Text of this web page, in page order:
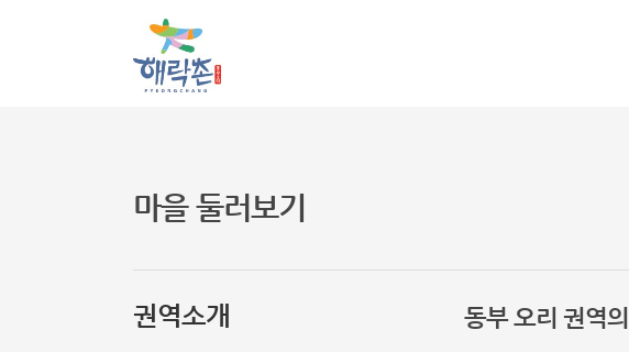
마을 둘러보기
동부 오리 권역
권역소개